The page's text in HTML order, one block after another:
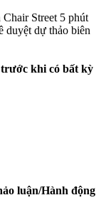
Street 5 phút
duyệt dự thảo biên
trước khi có bất kỳ
luận/Hành động